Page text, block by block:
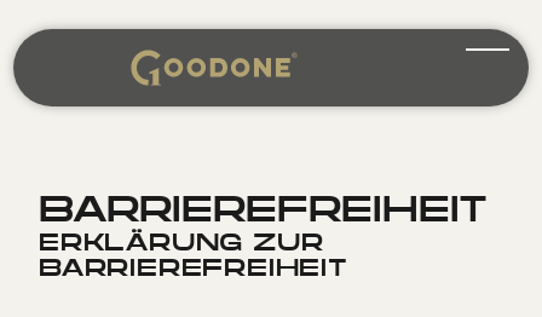
SUCHEN
BARRIEREFREIHEIT
ERKLÄRUNG ZUR
BARRIEREFREIHEIT